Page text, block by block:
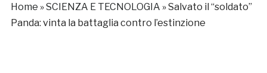
Home »SCIENZA E TECNOLOGIA »Salvato il “soldato”
Panda: vinta la battaglia contro l’estinzione